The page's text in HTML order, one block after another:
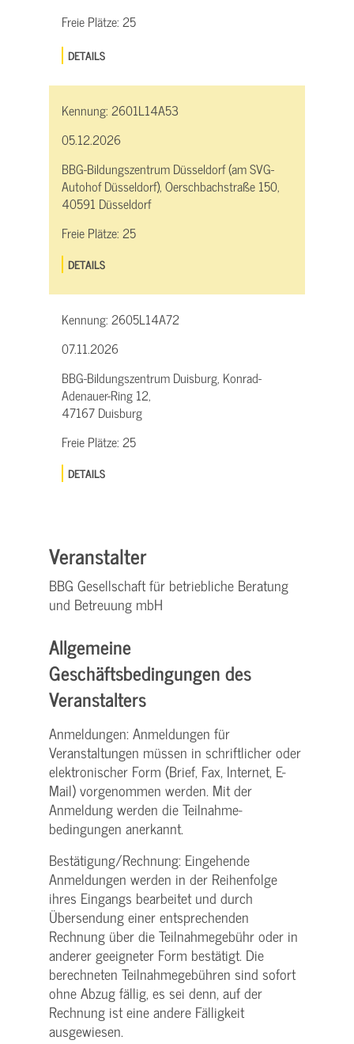
Freie Plätze:25
DETAILS
Kennung:2601L14A53
05.12.2026
BBG-Bildungszentrum Düsseldorf (am SVG-
Autohof Düsseldorf), Oerschbachstraße 150,
40591 Düsseldorf
Freie Plätze:25
DETAILS
Kennung:2605L14A72
07.11.2026
BBG-Bildungszentrum Duisburg, Konrad-
Adenauer-Ring 12,
47167 Duisburg
Freie Plätze:25
DETAILS
Veranstalter
BBG Gesellschaft für betriebliche Beratung
und Betreuung mbH
Allgemeine
Geschäftsbedingungen des
Veranstalters
Anmeldungen: Anmeldungen für
Veranstaltungen müssen in schriftlicher oder
elektronischer Form (Brief, Fax, Internet, E-
Mail) vorgenommen werden. Mit der
Anmeldung werden die Teilnahme­
bedingungen anerkannt.
Bestätigung­/Rechnung: Eingehende
Anmeldungen werden in der Reihenfolge
ihres Eingangs bearbeitet und durch
Übersendung einer entsprechenden
Rechnung über die Teilnahmegebühr oder in
anderer geeigneter Form bestätigt. Die
berechneten Teilnahmegebühren sind sofort
ohne Abzug fällig, es sei denn, auf der
Rechnung ist eine andere Fälligkeit
ausgewiesen.